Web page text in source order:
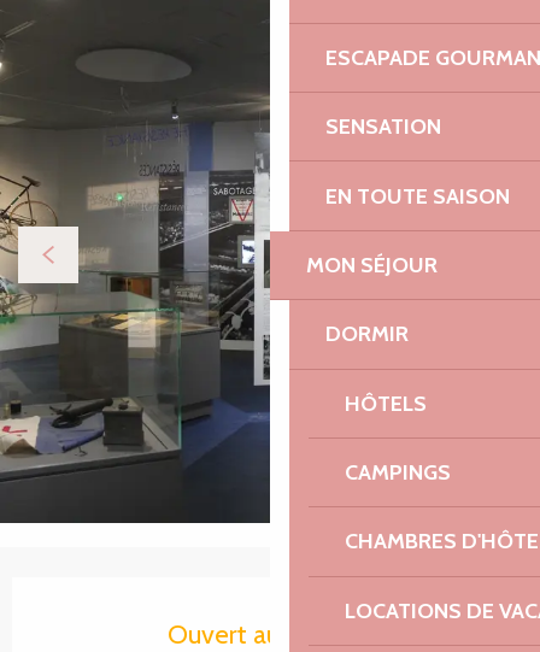
ESCAPADE
SENSATION
EN TOUTE SAISON
MON SÉJOUR
DORMIR
HÔTELS
CAMPINGS
CHAMBRES
LOCATIONS DE
Ouvert aujourd'hui